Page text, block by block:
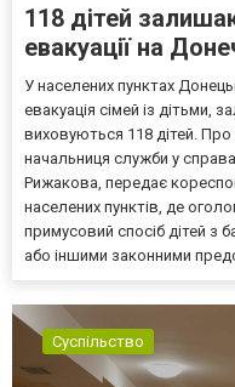
118 дітей
евакуації на
У населених пунктах
евакуація сімей із дітьми,
виховуються 118 дітей.
начальниця служби у
Рижакова, передає
населених пунктів, де
примусовий спосіб дітей з
або іншими законними
Суспільство